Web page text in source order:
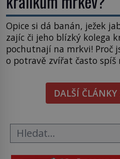
Opice si dá banán, ježek
zajíc či jeho blízký kolega
pochutnají na mrkvi! Proč
o potravě zvířat často spíš
i bude chutnat, ovšem
občasný pamlsek. […]
DALŠÍ ČLÁNKY